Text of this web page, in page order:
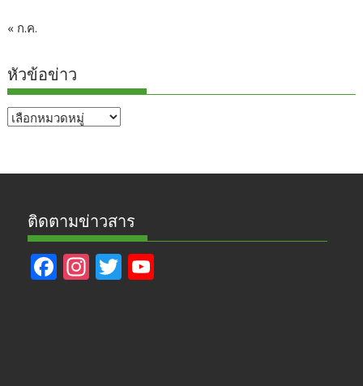
« ก.ค.
หัวข้อข่าว
หัวข้อ
ติดตามข่าวสาร
F In T